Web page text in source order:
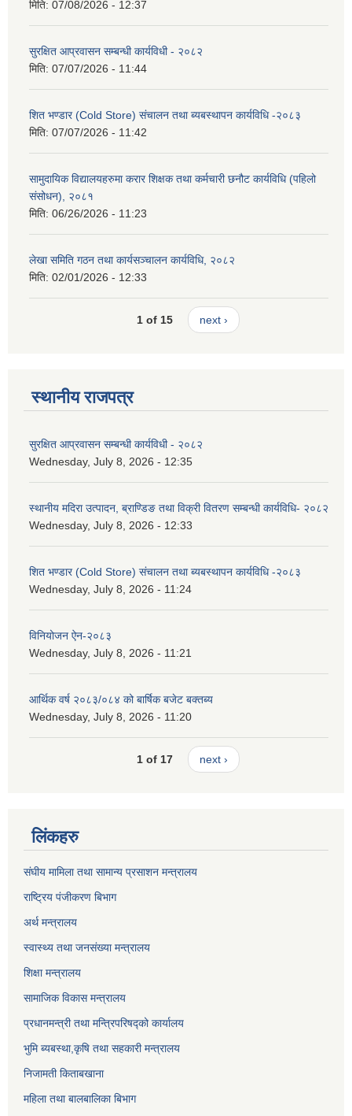
मिति: 07/08/2026 - 12:37
सुरक्षित आप्रवासन सम्बन्धी कार्यविधी - २०८२
मिति: 07/07/2026 - 11:44
शित भण्डार (Cold Store) संचालन तथा ब्यबस्थापन कार्यविधि -२०८३
मिति: 07/07/2026 - 11:42
सामुदायिक विद्यालयहरुमा करार शिक्षक तथा कर्मचारी छनौट कार्यविधि (पहिलो
संसोधन), २०८१
मिति: 06/26/2026 - 11:23
लेखा समिति गठन तथा कार्यसञ्चालन कार्यविधि, २०८२
मिति: 02/01/2026 - 12:33
1 of 15 next ›
स्थानीय राजपत्र
सुरक्षित आप्रवासन सम्बन्धी कार्यविधी - २०८२
Wednesday, July 8, 2026 - 12:35
स्थानीय मदिरा उत्पादन, ब्राण्डिङ तथा विक्री वितरण सम्बन्धी कार्यविधि- २०८२
Wednesday, July 8, 2026 - 12:33
शित भण्डार (Cold Store) संचालन तथा ब्यबस्थापन कार्यविधि -२०८३
Wednesday, July 8, 2026 - 11:24
विनियोजन ऐन-२०८३
Wednesday, July 8, 2026 - 11:21
आर्थिक वर्ष २०८३/०८४ को बार्षिक बजेट बक्तब्य
Wednesday, July 8, 2026 - 11:20
1 of 17 next ›
लिंकहरु
संघीय मामिला तथा सामान्य प्रसाशन मन्त्रालय
राष्ट्रिय पंजीकरण बिभाग
अर्थ मन्त्रालय
स्वास्थ्य तथा जनसंख्या मन्त्रालय
शिक्षा मन्त्रालय
सामाजिक विकास मन्त्रालय
प्रधानमन्त्री तथा मन्त्रिपरिषद्को कार्यालय
भुमि ब्यबस्था,कृषि तथा सहकारी मन्त्रालय
निजामती किताबखाना
महिला तथा बालबालिका बिभाग